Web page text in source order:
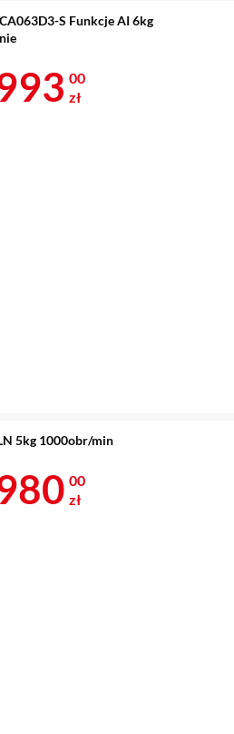
S Funkcje AI 6kg
993 zł
00
zł
5kg 1000obr/min
980 zł
00
zł